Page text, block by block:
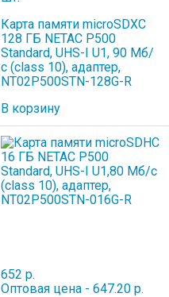
Карта памяти microSDXC
128 ГБ NETAC P500
Standard, UHS-I U1, 90 Мб/
с (class 10), адаптер,
NT02P500STN-128G-R
В корзину
652 р.
Оптовая цена - 647.20 р.